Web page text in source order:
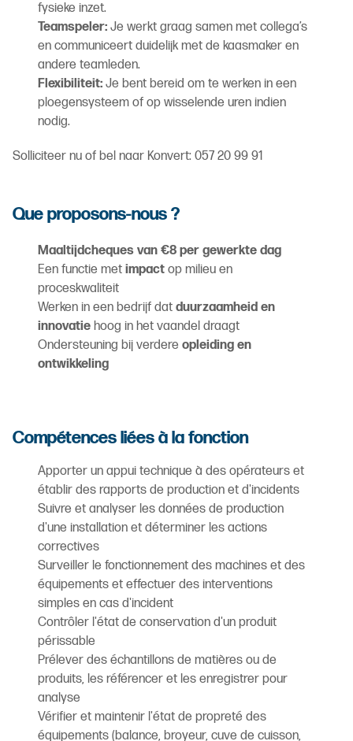
fysieke inzet.
Teamspeler: Je werkt graag samen met collega’s
en communiceert duidelijk met de kaasmaker en
andere teamleden.
Flexibiliteit: Je bent bereid om te werken in een
ploegensysteem of op wisselende uren indien
nodig.
Solliciteer nu of bel naar Konvert: 057 20 99 91
Que proposons-nous ?
Maaltijdcheques van €8 per gewerkte dag
Een functie met impact op milieu en
proceskwaliteit
Werken in een bedrijf dat duurzaamheid en
innovatie hoog in het vaandel draagt
Ondersteuning bij verdere opleiding en
ontwikkeling
Compétences liées à la fonction
Apporter un appui technique à des opérateurs et
établir des rapports de production et d'incidents
Suivre et analyser les données de production
d'une installation et déterminer les actions
correctives
Surveiller le fonctionnement des machines et des
équipements et effectuer des interventions
simples en cas d'incident
Contrôler l'état de conservation d'un produit
périssable
Prélever des échantillons de matières ou de
produits, les référencer et les enregistrer pour
analyse
Vérifier et maintenir l'état de propreté des
équipements (balance, broyeur, cuve de cuisson,